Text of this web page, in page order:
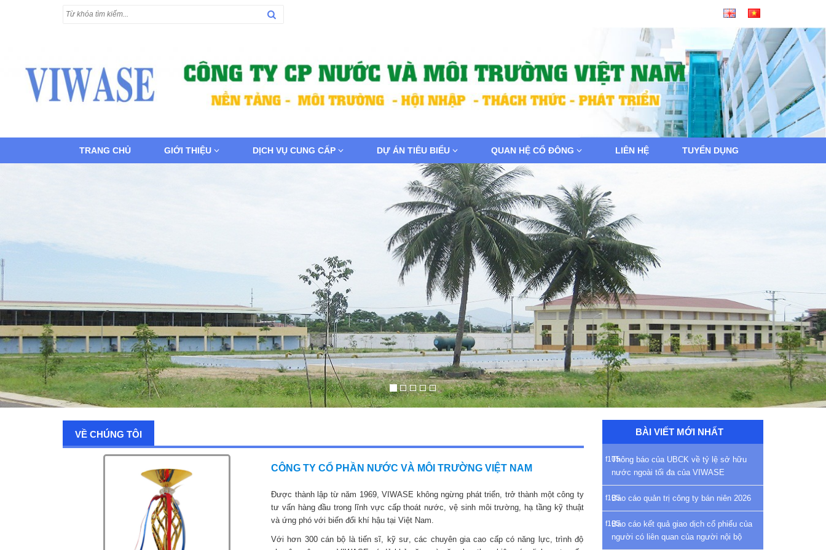
TRANG CHỦ GIỚI THIỆU DỊCH VỤ CUNG CẤP DỰ ÁN TIÊU BIỂU QUAN HỆ CỔ ĐÔNG LIÊN HỆ TUYỂN DỤNG
VỀ CHÚNG TÔI
CÔNG TY CỔ PHẦN NƯỚC VÀ MÔI TRƯỜNG VIỆT NAM
Được thành lập từ năm 1969, VIWASE không ngừng phát triển, trở thành một công ty
tư vấn hàng đầu trong lĩnh vực cấp thoát nước, vệ sinh môi trường, hạ tầng kỹ thuật
và ứng phó với biến đổi khí hậu tại Việt Nam.
Với hơn 300 cán bộ là tiến sĩ, kỹ sư, các chuyên gia cao cấp có năng lực, trình độ
BÀI VIẾT MỚI NHẤT
Thông báo của UBCK về tỷ lệ sở hữu
nước ngoài tối đa của VIWASE
Báo cáo quản trị công ty bán niên 2026
Báo cáo kết quả giao dịch cổ phiếu của
người có liên quan của người nội bộ